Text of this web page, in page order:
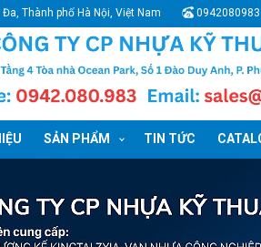
Thành phố Hà Nội, Việt Nam 0942080983
SẢN PHẨM TIN TỨC